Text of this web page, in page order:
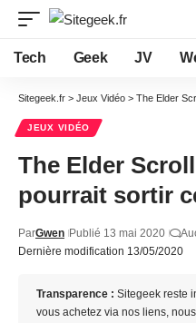
Tech Geek JV
Sitegeek.fr > Jeux Vidéo > The Elder
JEUX VIDÉO
The Elder
pourrait sortir
Dernière modification 13/05/2020
ParGwen Publié 13 mai 2020
Transparence : Sitegeek reste
vous achetez via nos liens,